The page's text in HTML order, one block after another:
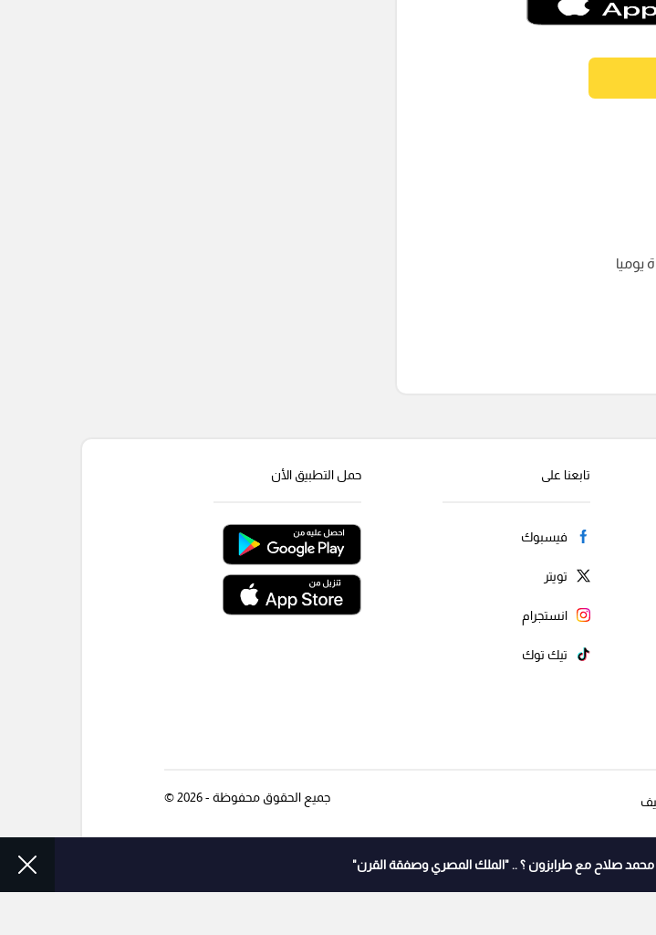
يوميا
صلاح مع طرابزون ؟ .. "الملك المصري وصفقة القرن"
تابعنا على
فيسبوك
تويتر
انستجرام
تيك توك
حمل التطبيق الأن
جميع الحقوق محفوظة - 2026 ©